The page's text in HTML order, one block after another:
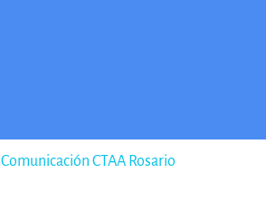
Comunicación CTAA Rosario